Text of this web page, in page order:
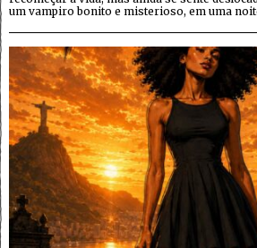
um vampiro bonito e misterioso, em uma